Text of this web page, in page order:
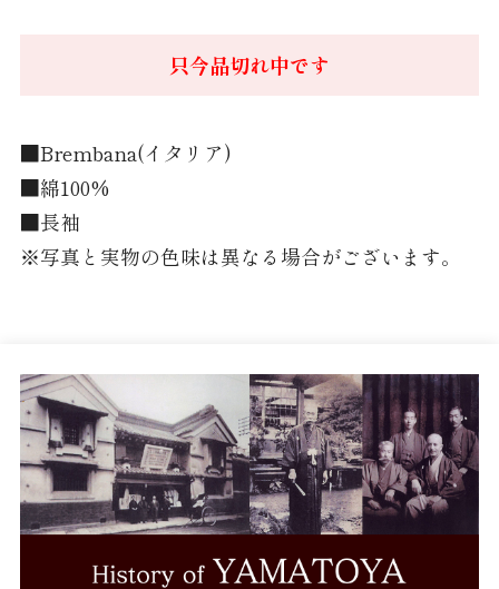
RATTI
Weba
Getzner Textil AG
FILTEX
LEGGIUNO
Brembana
MONTI
ALUMO
只今品切れ中です
■Brembana(イタリア)
■綿100%
■長袖
※写真と実物の色味は異なる場合がございます。